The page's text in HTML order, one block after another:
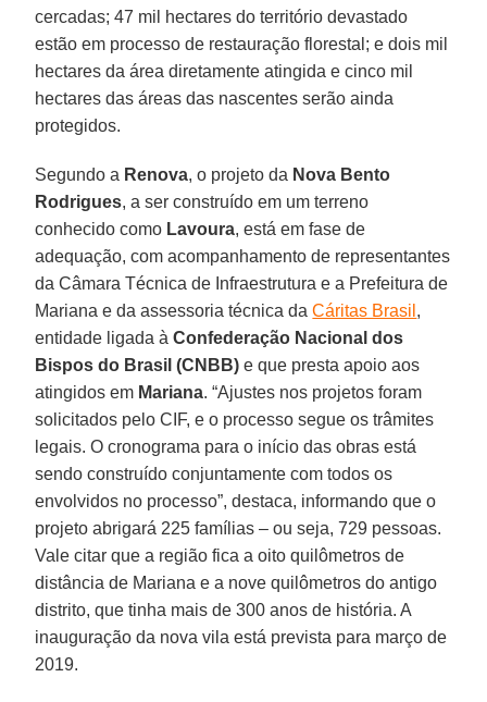
cercadas; 47 mil hectares do território devastado
estão em processo de restauração florestal; e dois mil
hectares da área diretamente atingida e cinco mil
hectares das áreas das nascentes serão ainda
protegidos.
Segundo a Renova, o projeto da Nova Bento
Rodrigues, a ser construído em um terreno
conhecido como Lavoura, está em fase de
adequação, com acompanhamento de representantes
da Câmara Técnica de Infraestrutura e a Prefeitura de
Mariana e da assessoria técnica daCáritas Brasil ,
entidade ligada àConfederação Nacional dos
Bispos do Brasil (CNBB) e que presta apoio aos
atingidos em Mariana. “Ajustes nos projetos foram
solicitados pelo CIF, e o processo segue os trâmites
legais. O cronograma para o início das obras está
sendo construído conjuntamente com todos os
envolvidos no processo”, destaca, informando que o
projeto abrigará 225 famílias – ou seja, 729 pessoas.
Vale citar que a região fica a oito quilômetros de
distância de Mariana e a nove quilômetros do antigo
distrito, que tinha mais de 300 anos de história. A
inauguração da nova vila está prevista para março de
2019.